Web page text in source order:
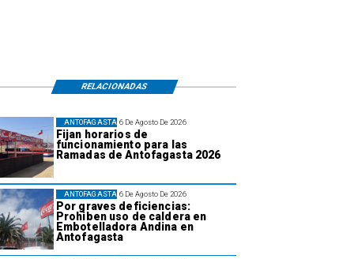
6 De Agosto De 2026
Fijan horarios de
funcionamiento para las
Ramadas de Antofagasta 2026
ANTOFAGASTA
6 De Agosto De 2026
Por graves deficiencias:
Prohiben uso de caldera en
Embotelladora Andina en
Antofagasta
ANTOFAGASTA
RELACIONADAS